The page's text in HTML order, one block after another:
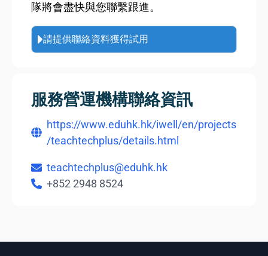
隊將會盡快與您聯繫跟進。
請提供聯絡資料獲得試用
服務營運機構聯絡資訊
https://www.eduhk.hk/iwell/en/projects
/teachtechplus/details.html
teachtechplus@eduhk.hk
+852 2948 8524